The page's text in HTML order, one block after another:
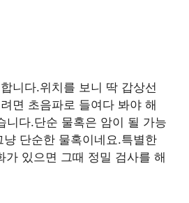
니다.위치를 보니 딱 갑상선
면 초음파로 들여다 봐야 해
니다.단순 물혹은 암이 될 가능
단순한 물혹이네요.특별한
있으면 그때 정밀 검사를 해